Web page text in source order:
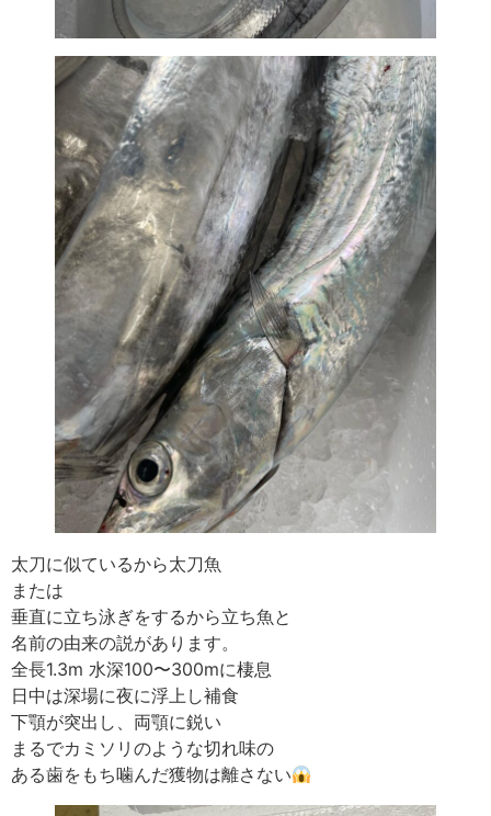
太刀に似ているから太刀魚
または
垂直に立ち泳ぎをするから立ち魚と
名前の由来の説があります。
全長1.3m 水深100〜300mに棲息
日中は深場に夜に浮上し補食
下顎が突出し、両顎に鋭い
まるでカミソリのような切れ味の
ある歯をもち噛んだ獲物は離さない